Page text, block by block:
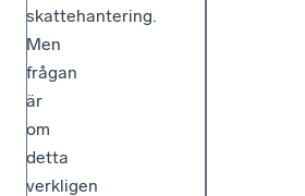
skattehantering.
Men
frågan
är
om
detta
verkligen